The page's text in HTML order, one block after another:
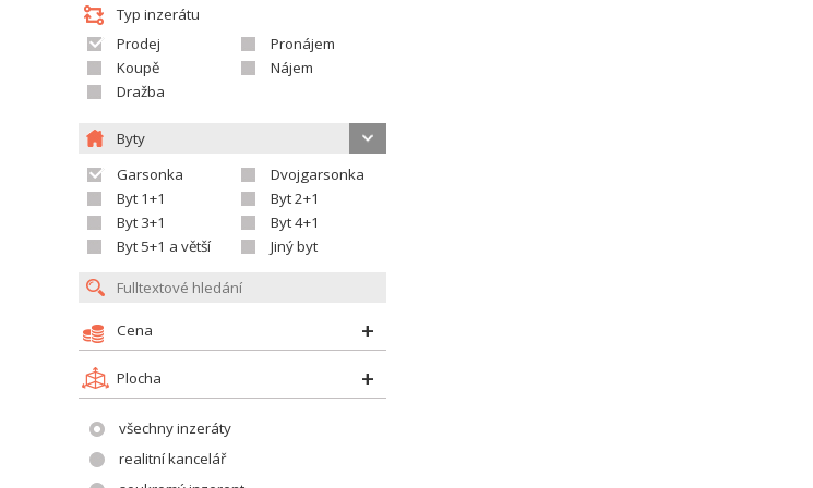
Typ inzerátu
Prodej
Pronájem
Koupě
Nájem
Dražba
Byty
Garsonka
Dvojgarsonka
Byt 1+1
Byt 2+1
Byt 3+1
Byt 4+1
Byt 5+1 a větší
Jiný byt
Cena
Plocha
všechny inzeráty
realitní kancelář